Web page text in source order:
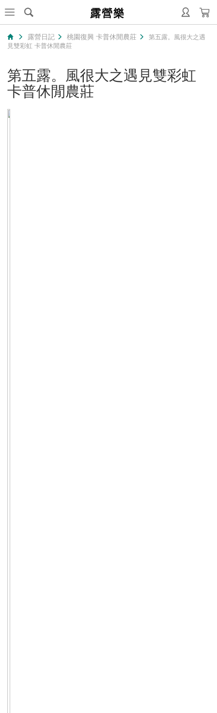
露營樂
露營日記 桃園復興 卡普休閒農莊
第五露。風很大之遇
見雙彩虹 卡普休閒農莊
第五露。風很大之遇見雙彩虹
卡普休閒農莊